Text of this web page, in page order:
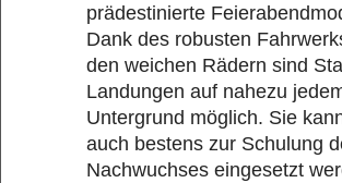
prädestinierte
Dank des robusten
den weichen Rädern sind
Landungen auf nahezu
Untergrund möglich. Sie
auch bestens zur Schulung
Nachwuchses eingesetzt